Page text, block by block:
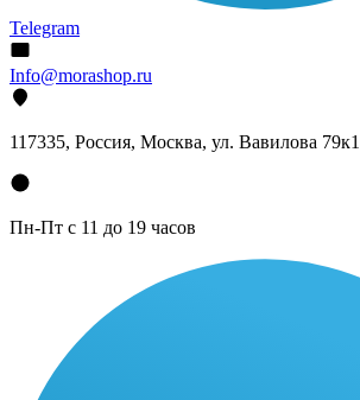
Telegram
Info@morashop.ru
117335, Россия, Москва, ул. Вавилова 79к1
Пн-Пт с 11 до 19 часов